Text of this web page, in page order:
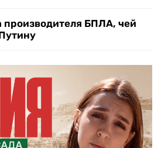
производителя БПЛА, чей